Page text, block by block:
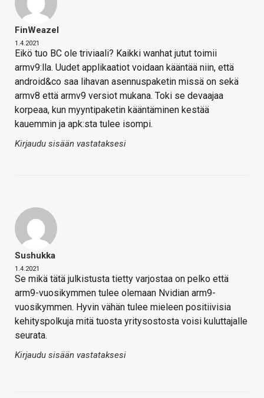
FinWeazel
1.4.2021
Eikö tuo BC ole triviaali? Kaikki wanhat jutut toimii
armv9:lla. Uudet applikaatiot voidaan kääntää niin, että
android&co saa lihavan asennuspaketin missä on sekä
armv8 että armv9 versiot mukana. Toki se devaajaa
korpeaa, kun myyntipaketin kääntäminen kestää
kauemmin ja apk:sta tulee isompi.
Kirjaudu sisään vastataksesi
Sushukka
1.4.2021
Se mikä tätä julkistusta tietty varjostaa on pelko että
arm9-vuosikymmen tulee olemaan Nvidian arm9-
vuosikymmen. Hyvin vähän tulee mieleen positiivisia
kehityspolkuja mitä tuosta yritysostosta voisi kuluttajalle
seurata.
Kirjaudu sisään vastataksesi